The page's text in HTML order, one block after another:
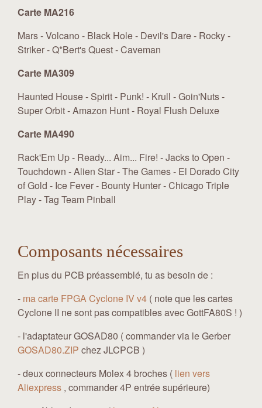
Carte MA216
Mars - Volcano - Black Hole - Devil's Dare - Rocky -
Striker - Q*Bert's Quest - Caveman
Carte MA309
Haunted House - Spirit - Punk! - Krull - Goin'Nuts -
Super Orbit - Amazon Hunt - Royal Flush Deluxe
Carte MA490
Rack'Em Up - Ready... Aim... Fire! - Jacks to Open -
Touchdown - Alien Star - The Games - El Dorado City
of Gold - Ice Fever - Bounty Hunter - Chicago Triple
Play - Tag Team Pinball
Composants nécessaires
En plus du PCB préassemblé, tu as besoin de :
- ma carte FPGA Cyclone IV v4 ( note que les cartes
Cyclone II ne sont pas compatibles avec GottFA80S ! )
- l'adaptateur GOSAD80 ( commander via le Gerber
GOSAD80.ZIP chez JLCPCB )
- deux connecteurs Molex 4 broches ( lien vers
Aliexpress , commander 4P entrée supérieure)